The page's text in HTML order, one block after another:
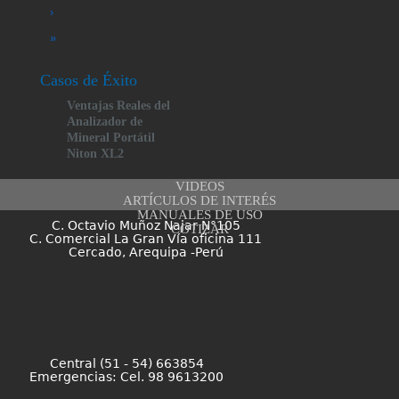
›
»
Casos de Éxito
Ventajas Reales del
Analizador de
Mineral Portátil
Niton XL2
VIDEOS
ARTÍCULOS DE INTERÉS
MANUALES DE USO
COTIZAR
C. Octavio Muñoz Najar N°105
C. Comercial La Gran Vía oficina 111
Cercado, Arequipa -Perú
Central (51 - 54) 663854
Emergencias: Cel. 98 9613200